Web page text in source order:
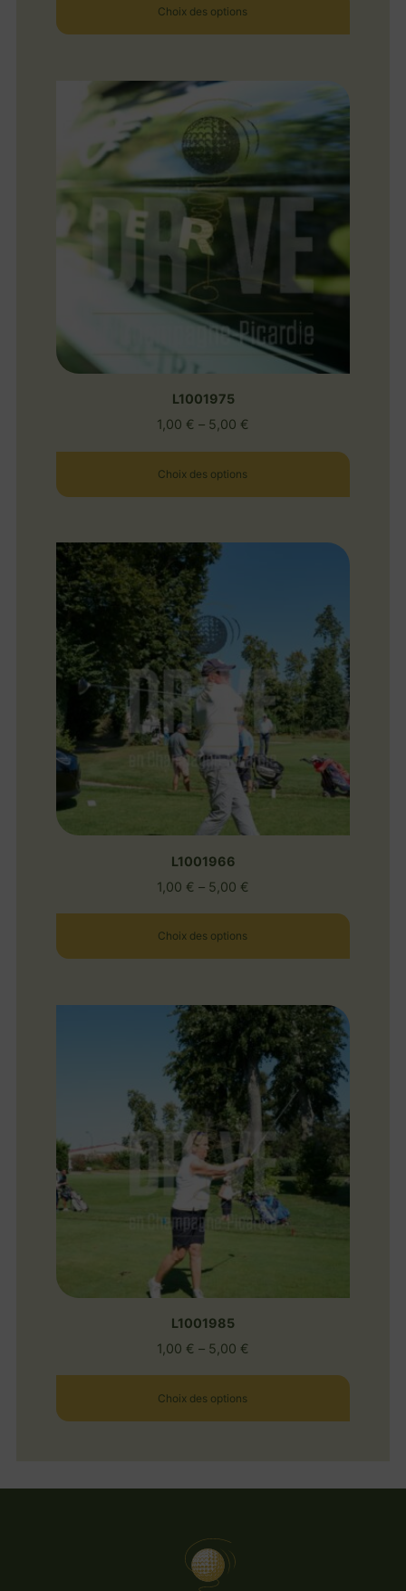
Choix des options
L1001975
1,00 € – 5,00 €
Choix des options
L1001966
1,00 € – 5,00 €
Choix des options
L1001985
1,00 € – 5,00 €
Choix des options